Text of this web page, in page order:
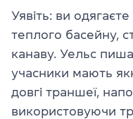
Уявіть: ви одягаєте
теплого басейну,
канаву. Уельс
учасники мають
довгі траншеї,
використовуючи